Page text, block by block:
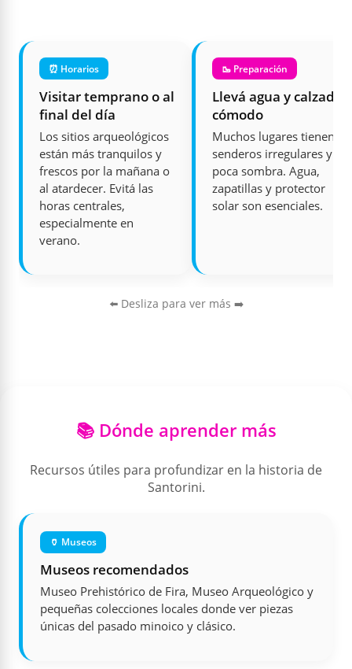
⏰ Horarios
Visitar temprano o al
final del día
Los sitios arqueológicos
están más tranquilos y
frescos por la mañana o
al atardecer. Evitá las
horas centrales,
especialmente en
verano.
🥾 Preparación
Llevá agua y calzado
cómodo
Muchos lugares tienen
senderos irregulares y
poca sombra. Agua,
zapatillas y protector
solar son esenciales.
⬅️ Desliza para ver más ➡️
📚 Dónde aprender más
Recursos útiles para profundizar en la historia de
Santorini.
🏺 Museos
Museos recomendados
Museo Prehistórico de Fira, Museo Arqueológico y
pequeñas colecciones locales donde ver piezas
únicas del pasado minoico y clásico.